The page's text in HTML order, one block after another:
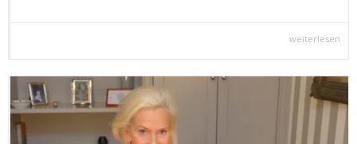
weiterlesen